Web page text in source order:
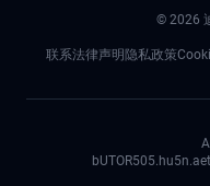
© 2026
联系法律声明 隐私政策
bUTOR505.hu5n.ae